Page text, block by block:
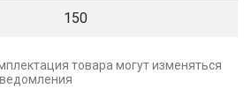
150
товара могут изменяться